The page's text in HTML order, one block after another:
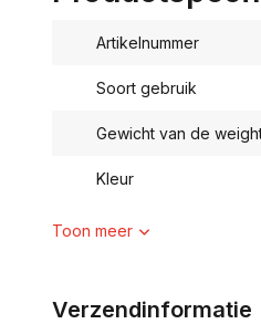
Artikelnummer
Soort gebruik
Gewicht van de
Kleur
Toon meer
Verzendinformatie